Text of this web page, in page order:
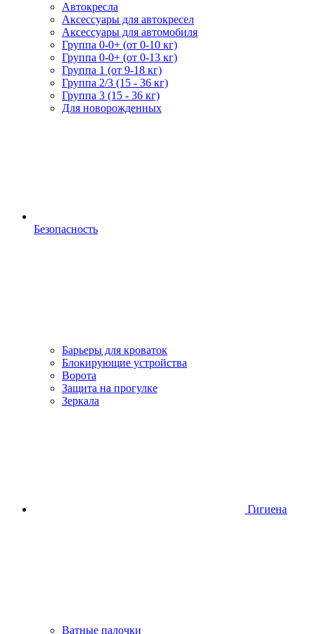
Автокресла
Аксессуары для автокресел
Аксессуары для автомобиля
Группа 0-0+ (от 0-10 кг)
Группа 0-0+ (от 0-13 кг)
Группа 1 (от 9-18 кг)
Группа 2/3 (15 - 36 кг)
Группа 3 (15 - 36 кг)
Для новорожденных
Безопасность
Барьеры для кроваток
Блокирующие устройства
Ворота
Защита на прогулке
Зеркала
Гигиена
Ватные палочки